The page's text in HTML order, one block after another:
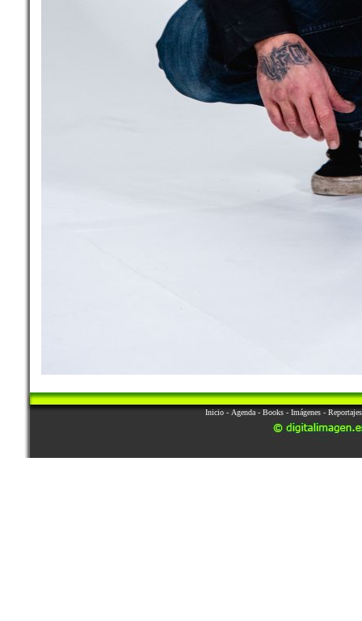
Inicio - Agenda - Books - Imágenes - Reportajes